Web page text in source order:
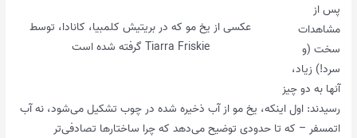
عکسی از یخ مو که در بریتیش کلمبیا، کانادا، توسط
Tiarra Friskie گرفته شده است
پس از
مشاهدات
سخت (و
سرد!) زیاد،
آنها به دو چیز
رسیدند: اول اینکه، یخ مو از آب ذخیره شده در چوب تشکیل می‌شود، نه آب
اتمسفر – که تا حدودی توضیح می‌دهد که چرا ساختارها تصادفی‌تر